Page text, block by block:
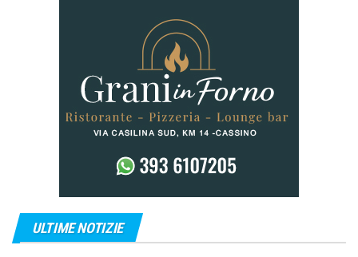
ULTIME NOTIZIE